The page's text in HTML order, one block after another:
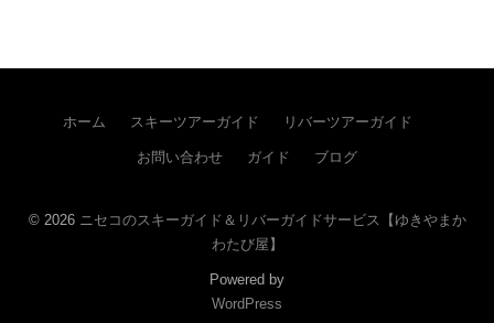
ホーム スキーツアーガイド リバーツアーガイド
お問い合わせ ガイド ブログ
© 2026 ニセコのスキーガイド＆リバーガイドサービス【ゆきやまか
わたび屋】
Powered by
WordPress